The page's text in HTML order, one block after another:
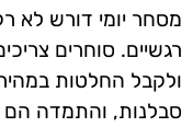
מסחר יומי דורש לא
רגשיים. סוחרים
ולקבל החלטות
סבלנות, והתמדה הם